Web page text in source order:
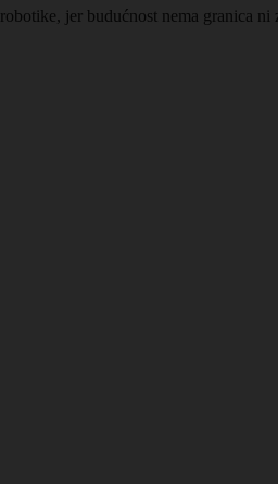
robotike, jer budućnost nema granica ni